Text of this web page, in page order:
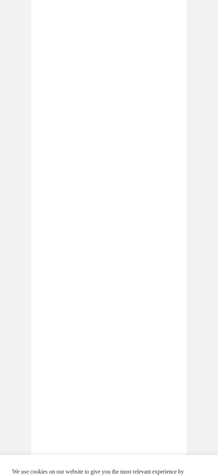
We use cookies on our website to give you the most relevant experience by